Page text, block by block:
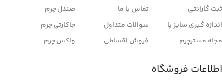
ثبت گارانتی
اندازه گیری سایز پا
مجله مسترچرم
تماس با ما
سوالات متداول
فروش اقساطی
صندل چرم
جاکارتی چرم
واکس چرم
اطلاعات فروشگاه